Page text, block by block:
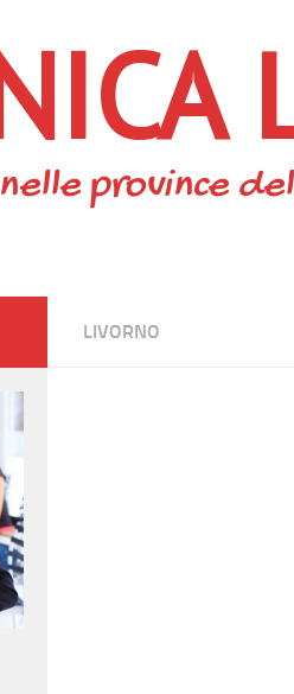
province
LIVORNO